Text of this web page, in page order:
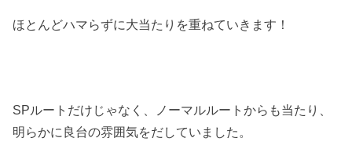
ほとんどハマらずに大当たりを重ねていきます！
SPルートだけじゃなく、ノーマルルートからも当たり、
明らかに良台の雰囲気をだしていました。